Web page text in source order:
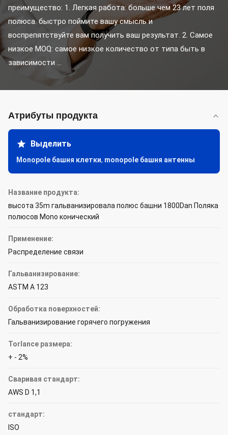
преимущество: 1. Легкая работа: больше чем 23 лет поля
полюса. быстро поймите вашу смысль и
воспрепятствуйте вам получить ваш результат. 2. Самое
низкое MOQ: самое низкое количество от типа быть в
зависимости ...
Атрибуты продукта
Выделить
Monopole башня клетки, monopole башня антенны
Название продукта:
высота 35m гальванизировала полюс башни 1800Dan Поляка
полюсов Mono конический
Применение:
Распределение связи
Гальванизирование:
ASTM A 123
Обработка поверхностей:
Гальванизирование горячего погружения
Torlance размера:
+ - 2%
Сваривая стандарт:
AWS D 1,1
стандарт:
ISO